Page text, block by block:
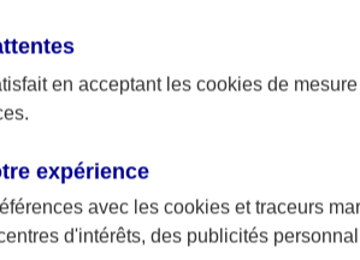
le menu principal
en acceptant les cookies de
expérience
avec les cookies et traceurs
d'intérêts, des publicités